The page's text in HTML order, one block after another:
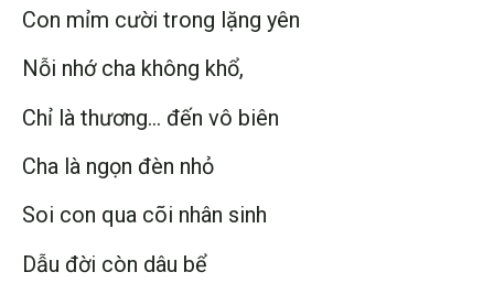
Con mỉm cười trong lặng yên
Nỗi nhớ cha không khổ,
Chỉ là thương… đến vô biên
Cha là ngọn đèn nhỏ
Soi con qua cõi nhân sinh
Dẫu đời còn dâu bể